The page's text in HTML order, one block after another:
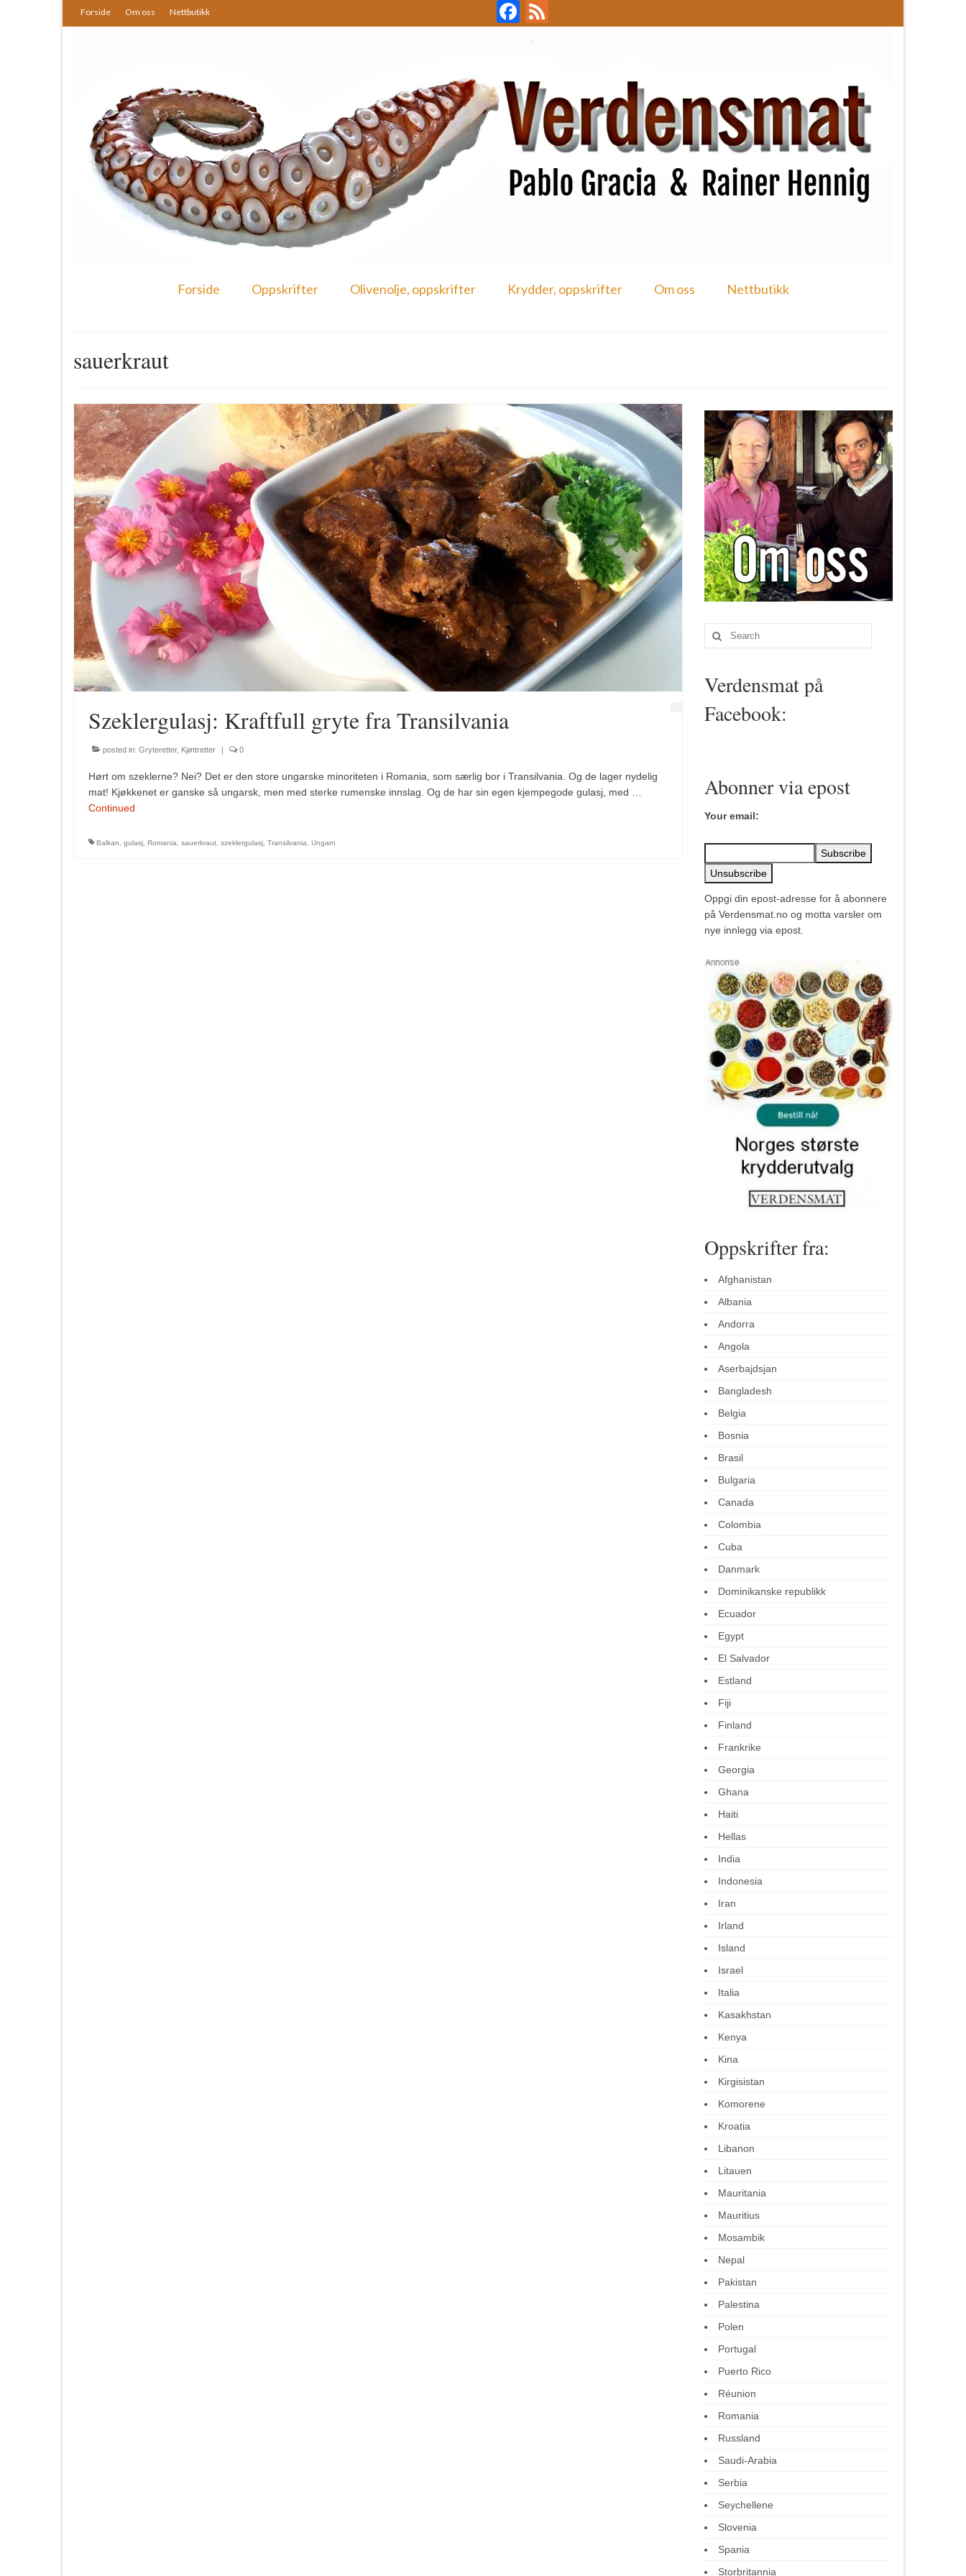
Forside Om oss Nettbutikk Facebook
Forside Oppskrifter Olivenolje, oppskrifter Krydder, oppskrifter Om oss Nettbutikk
sauerkraut
Szeklergulasj: Kraftfull gryte fra Transilvania
posted in: Gryteretter, Kjøttretter | 0
Hørt om szeklerne? Nei? Det er den store ungarske minoriteten i Romania, som særlig bor i Transilvania. Og de lager nydelig
mat! Kjøkkenet er ganske så ungarsk, men med sterke rumenske innslag. Og de har sin egen kjempegode gulasj, med …
Continued
Balkan gulasj Romania sauerkraut szeklergulasj Transilvania Ungarn
Search
for:
Verdensmat på
Facebook:
Abonner via epost
Your email:
Oppgi din epost-adresse for å abonnere
på Verdensmat.no og motta varsler om
nye innlegg via epost.
Oppskrifter fra:
Afghanistan
Albania
Andorra
Angola
Aserbajdsjan
Bangladesh
Belgia
Bosnia
Brasil
Bulgaria
Canada
Colombia
Cuba
Danmark
Dominikanske republikk
Ecuador
Egypt
El Salvador
Estland
Fiji
Finland
Frankrike
Georgia
Ghana
Haiti
Hellas
India
Indonesia
Iran
Irland
Island
Israel
Italia
Kasakhstan
Kenya
Kina
Kirgisistan
Komorene
Kroatia
Libanon
Litauen
Mauritania
Mauritius
Mosambik
Nepal
Pakistan
Palestina
Polen
Portugal
Puerto Rico
Réunion
Romania
Russland
Saudi-Arabia
Serbia
Seychellene
Slovenia
Spania
Storbritannia